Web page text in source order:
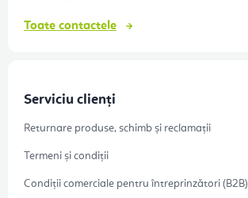
Toate contactele
Serviciu clienți
Returnare produse, schimb și reclamații
Termeni și condiții
Condiții comerciale pentru întreprinzători (B2B)